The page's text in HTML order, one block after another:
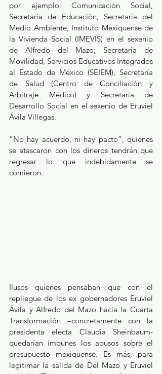
por ejemplo: Comunicación Social,
Secretaría de Educación, Secretaría del
Medio Ambiente, Instituto Mexiquense de
la Vivienda Social (IMEVIS) en el sexenio
de Alfredo del Mazo; Secretaría de
Movilidad, Servicios Educativos Integrados
al Estado de México (SEIEM), Secretaría
de Salud (Centro de Conciliación y
Arbitraje Médico) y Secretaría de
Desarrollo Social en el sexenio de Eruviel
Ávila Villegas.
“No hay acuerdo, ni hay pacto”, quienes
se atascaron con los dineros tendrán que
regresar lo que indebidamente se
comieron.
Ilusos quienes pensaban que con el
repliegue de los ex gobernadores Eruviel
Ávila y Alfredo del Mazo hacia la Cuarta
Transformación –concretamente con la
presidenta electa Claudia Sheinbaum-
quedarían impunes los abusos sobre el
presupuesto mexiquense. Es más, para
legitimar la salida de Del Mazo y Eruviel